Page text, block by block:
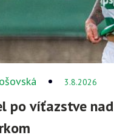
3.8.2026
po víťazstve nad